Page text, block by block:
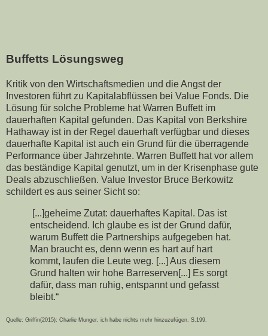
Buffetts Lösungsweg
Kritik von den Wirtschaftsmedien und die Angst der
Investoren führt zu Kapitalabflüssen bei Value Fonds. Die
Lösung für solche Probleme hat Warren Buffett im
dauerhaften Kapital gefunden. Das Kapital von Berkshire
Hathaway ist in der Regel dauerhaft verfügbar und dieses
dauerhafte Kapital ist auch ein Grund für die überragende
Performance über Jahrzehnte. Warren Buffett hat vor allem
das beständige Kapital genutzt, um in der Krisenphase gute
Deals abzuschließen. Value Investor Bruce Berkowitz
schildert es aus seiner Sicht so:
[...]geheime Zutat: dauerhaftes Kapital. Das ist
entscheidend. Ich glaube es ist der Grund dafür,
warum Buffett die Partnerships aufgegeben hat.
Man braucht es, denn wenn es hart auf hart
kommt, laufen die Leute weg. [...] Aus diesem
Grund halten wir hohe Barreserven[...] Es sorgt
dafür, dass man ruhig, entspannt und gefasst
bleibt.“
Quelle: Griffin(2015): Charlie Munger, ich habe nichts mehr hinzuzufügen, S.199.